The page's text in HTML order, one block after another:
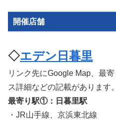
開催店舗
◇エデン日暮里
リンク先にGoogle Map、最
ス詳細などの記載があります。
最寄り駅①：日暮里駅
・JR山手線、京浜東北線